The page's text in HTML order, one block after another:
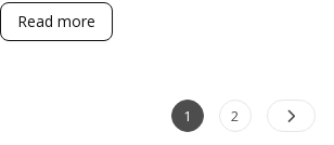
Read more
Posts
Page
1 Page
2